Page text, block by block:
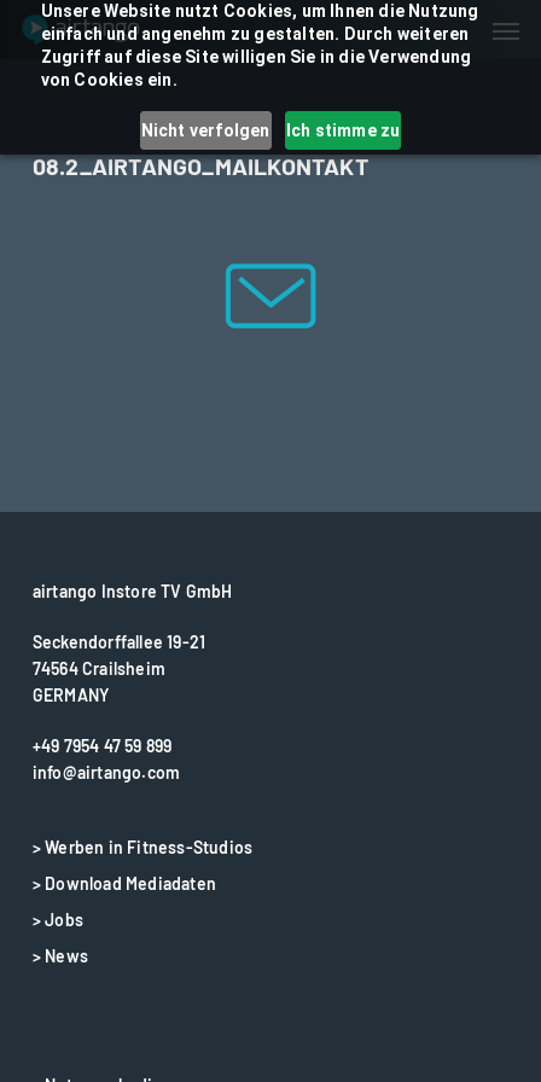
Unsere Website nutzt Cookies, um Ihnen die Nutzung
einfach und angenehm zu gestalten. Durch weiteren
Zugriff auf diese Site willigen Sie in die Verwendung
von Cookies ein.
Nicht verfolgen Ich stimme zu
Skip
content
08.2_AIRTANGO_MAILKONTAKT
airtango Instore TV GmbH
Seckendorffallee 19-21
74564 Crailsheim
GERMANY
+49 7954 47 59 899
info@airtango.com
> Werben in Fitness-Studios
> Download Mediadaten
> Jobs
> News